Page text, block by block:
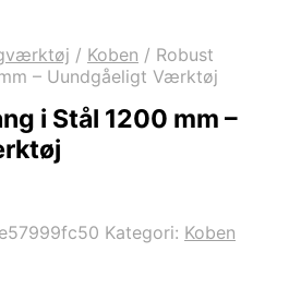
/ Koben / Robust
– Uundgåeligt Værktøj
i Stål 1200 mm –
Kategori: Koben